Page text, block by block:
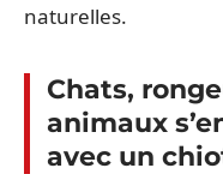
naturelles.
Chats,
animaux
avec un